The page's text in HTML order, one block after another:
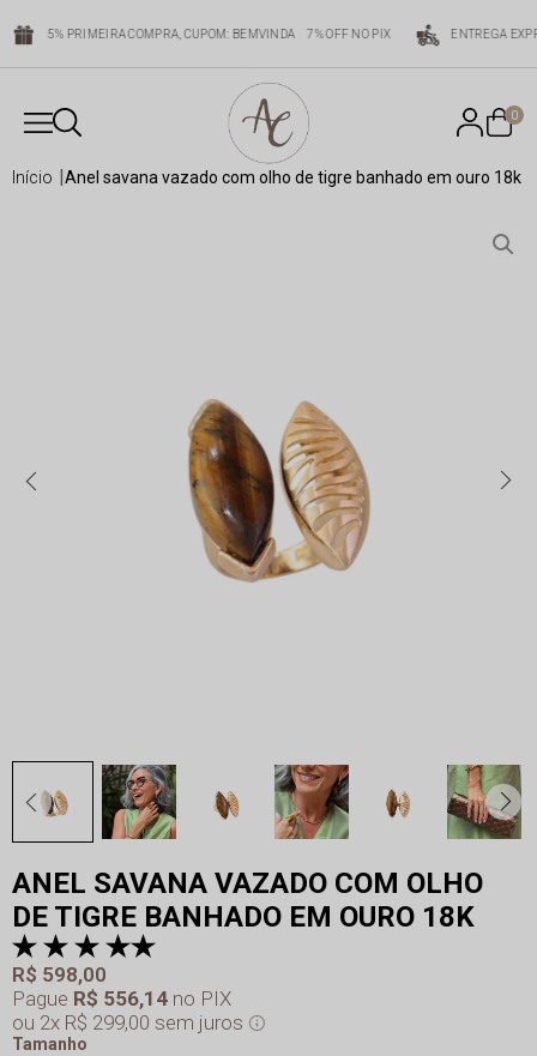
5% PRIMEIRA COMPRA, CUPOM: BEMVINDA 7% OFF NO PIX ENTREGA
0
início anel savana vazado com olho de tigre banhado em ouro 18k
ANEL SAVANA VAZADO COM OLHO
DE TIGRE BANHADO EM OURO 18K
Pague R$ 556,14no PIX
R$ 598,00
2x R$ 299,00 sem juros
Tamanho